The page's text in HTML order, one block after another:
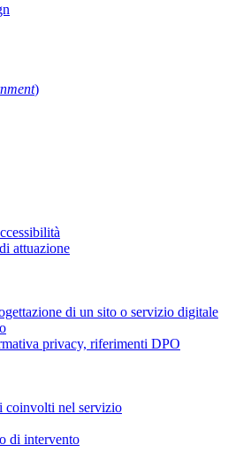
)
attuazione
di un sito o servizio digitale
privacy, riferimenti DPO
coinvolti nel servizio
di intervento